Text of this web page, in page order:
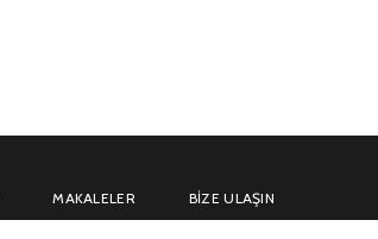
MAKALELER BIZE ULAŞIN